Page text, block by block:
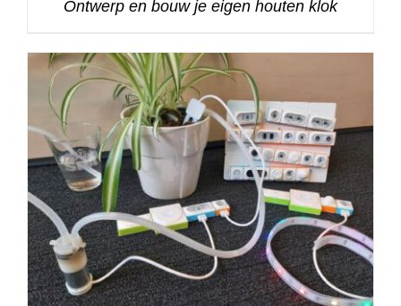
Ontwerp en bouw je eigen houten klok